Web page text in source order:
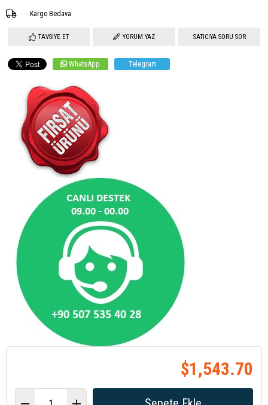
Kargo Bedava
TAVSIYE ET YORUM YAZ SATICIYA SORU SOR
WhatsApp Telegram
$1,543.70